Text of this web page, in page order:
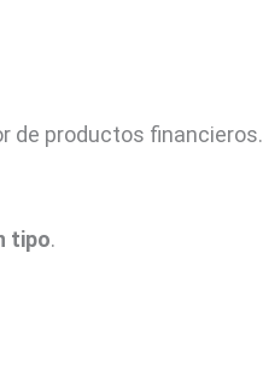
de productos financieros.
tipo.